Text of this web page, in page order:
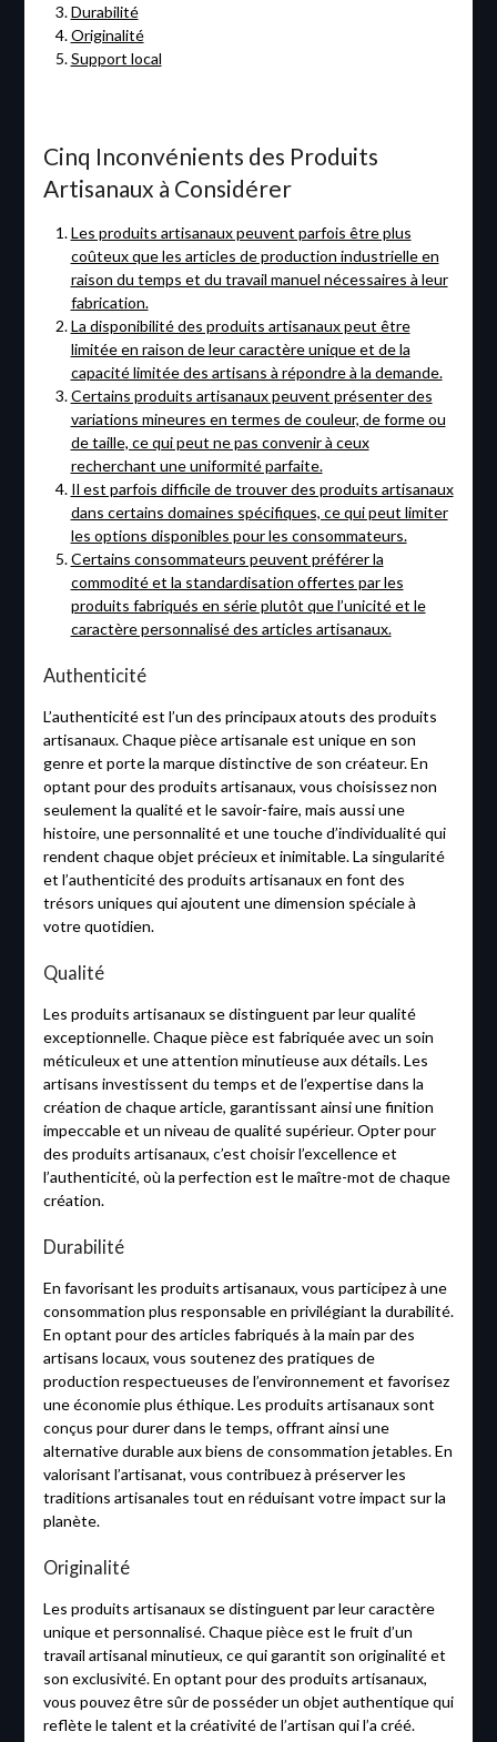
Durabilité
Originalité
Support local
Cinq Inconvénients des Produits
Artisanaux à Considérer
Les produits artisanaux peuvent parfois être plus
coûteux que les articles de production industrielle en
raison du temps et du travail manuel nécessaires à leur
fabrication.
La disponibilité des produits artisanaux peut être
limitée en raison de leur caractère unique et de la
capacité limitée des artisans à répondre à la demande.
Certains produits artisanaux peuvent présenter des
variations mineures en termes de couleur, de forme ou
de taille, ce qui peut ne pas convenir à ceux
recherchant une uniformité parfaite.
Il est parfois difficile de trouver des produits artisanaux
dans certains domaines spécifiques, ce qui peut limiter
les options disponibles pour les consommateurs.
Certains consommateurs peuvent préférer la
commodité et la standardisation offertes par les
produits fabriqués en série plutôt que l’unicité et le
caractère personnalisé des articles artisanaux.
Authenticité
L’authenticité est l’un des principaux atouts des produits
artisanaux. Chaque pièce artisanale est unique en son
genre et porte la marque distinctive de son créateur. En
optant pour des produits artisanaux, vous choisissez non
seulement la qualité et le savoir-faire, mais aussi une
histoire, une personnalité et une touche d’individualité qui
rendent chaque objet précieux et inimitable. La singularité
et l’authenticité des produits artisanaux en font des
trésors uniques qui ajoutent une dimension spéciale à
votre quotidien.
Qualité
Les produits artisanaux se distinguent par leur qualité
exceptionnelle. Chaque pièce est fabriquée avec un soin
méticuleux et une attention minutieuse aux détails. Les
artisans investissent du temps et de l’expertise dans la
création de chaque article, garantissant ainsi une finition
impeccable et un niveau de qualité supérieur. Opter pour
des produits artisanaux, c’est choisir l’excellence et
l’authenticité, où la perfection est le maître-mot de chaque
création.
Durabilité
En favorisant les produits artisanaux, vous participez à une
consommation plus responsable en privilégiant la durabilité.
En optant pour des articles fabriqués à la main par des
artisans locaux, vous soutenez des pratiques de
production respectueuses de l’environnement et favorisez
une économie plus éthique. Les produits artisanaux sont
conçus pour durer dans le temps, offrant ainsi une
alternative durable aux biens de consommation jetables. En
valorisant l’artisanat, vous contribuez à préserver les
traditions artisanales tout en réduisant votre impact sur la
planète.
Originalité
Les produits artisanaux se distinguent par leur caractère
unique et personnalisé. Chaque pièce est le fruit d’un
travail artisanal minutieux, ce qui garantit son originalité et
son exclusivité. En optant pour des produits artisanaux,
vous pouvez être sûr de posséder un objet authentique qui
reflète le talent et la créativité de l’artisan qui l’a créé.